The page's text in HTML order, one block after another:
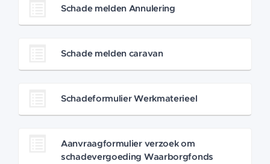
Schade melden Annulering
Schade melden caravan
Schadeformulier Werkmaterieel
Aanvraagformulier verzoek om
schadevergoeding Waarborgfonds